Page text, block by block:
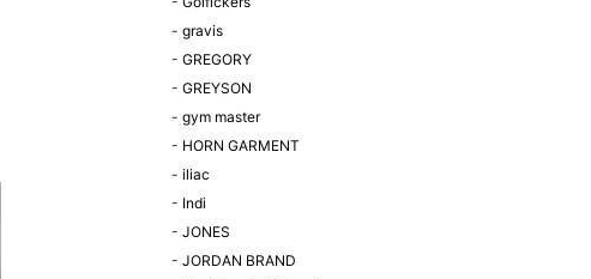
- gravis
- GREGORY
- GREYSON
- gym master
- HORN GARMENT
- iliac
- Indi
- JONES
- JORDAN BRAND